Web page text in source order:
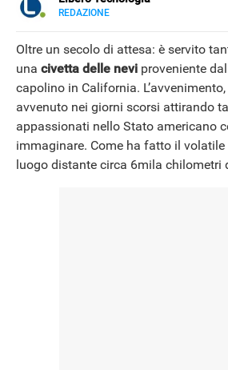
NEWS
REDAZIONE
tendenze dal mondo tech,
tutorial, per un pubblico di
utenti privati, di PMI e
articoli sul mondo Android e
video, smartphone e wearable,
Oltre un secolo di attesa: è servito
una civetta delle nevi proveniente
capolino in California.
avvenuto nei giorni scorsi attirando
appassionati nello Stato americano
immaginare. Come ha fatto il volatile
luogo distante circa 6mila chilometri